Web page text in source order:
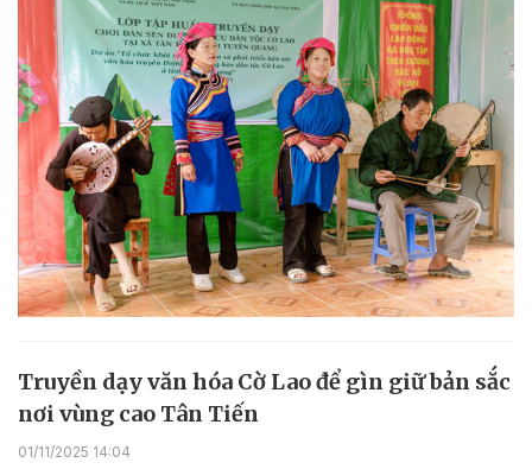
Truyền dạy văn hóa Cờ Lao để gìn giữ bản sắc
nơi vùng cao Tân Tiến
01/11/2025 14:04